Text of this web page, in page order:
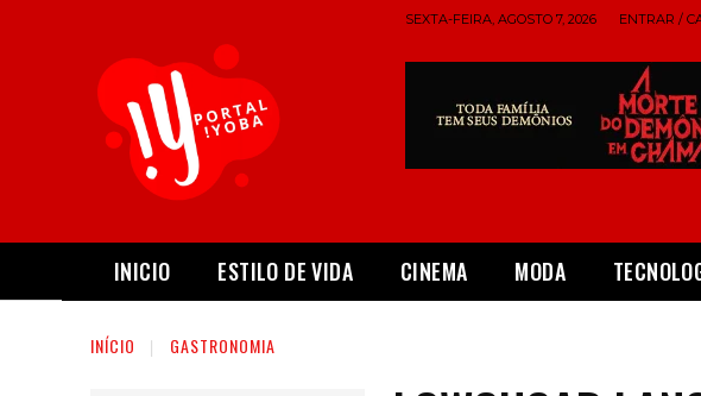
SEXTA-FEIRA, AGOSTO 7, 2026 ENTRAR /
INICIO ESTILO DE VIDA CINEMA MODA
INÍCIO GASTRONOMIA